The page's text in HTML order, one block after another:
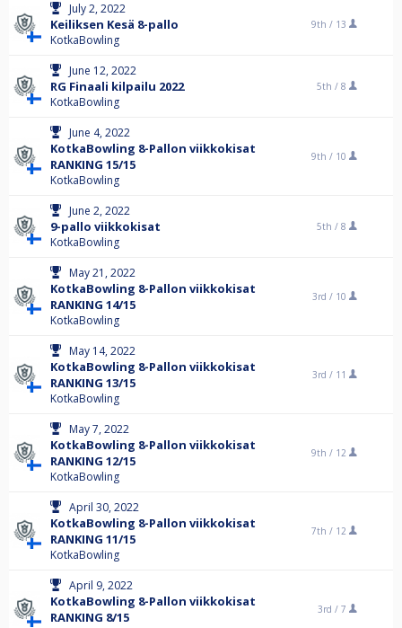
July 2, 2022
Keiliksen Kesä 8-pallo
KotkaBowling
9th / 13
June 12, 2022
RG Finaali kilpailu 2022
KotkaBowling
5th / 8
June 4, 2022
KotkaBowling 8-Pallon viikkokisat
RANKING 15/15
KotkaBowling
9th / 10
June 2, 2022
9-pallo viikkokisat
KotkaBowling
5th / 8
May 21, 2022
KotkaBowling 8-Pallon viikkokisat
RANKING 14/15
KotkaBowling
3rd / 10
May 14, 2022
KotkaBowling 8-Pallon viikkokisat
RANKING 13/15
KotkaBowling
3rd / 11
May 7, 2022
KotkaBowling 8-Pallon viikkokisat
RANKING 12/15
KotkaBowling
9th / 12
April 30, 2022
KotkaBowling 8-Pallon viikkokisat
RANKING 11/15
KotkaBowling
7th / 12
April 9, 2022
KotkaBowling 8-Pallon viikkokisat
RANKING 8/15
3rd / 7